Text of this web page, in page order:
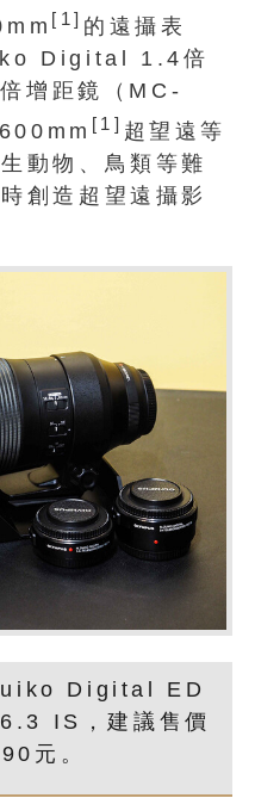
[1] 的遠攝表
Digital 1.4倍
增距鏡（MC-
[1] 超望遠等
動物、鳥類等難
創造超望遠攝影
Digital ED
IS，建議售價
元。